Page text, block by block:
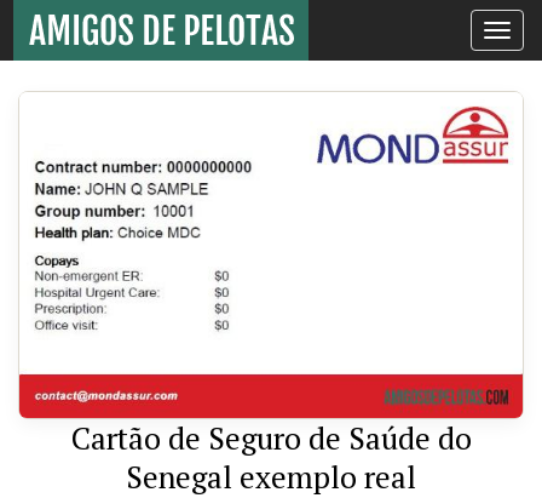
Toggle
Cartão de Seguro de Saúde do
Senegal exemplo real